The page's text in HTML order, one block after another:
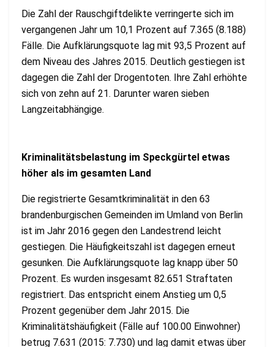
Die Zahl der Rauschgiftdelikte verringerte sich im
vergangenen Jahr um 10,1 Prozent auf 7.365 (8.188)
Fälle. Die Aufklärungsquote lag mit 93,5 Prozent auf
dem Niveau des Jahres 2015. Deutlich gestiegen ist
dagegen die Zahl der Drogentoten. Ihre Zahl erhöhte
sich von zehn auf 21. Darunter waren sieben
Langzeitabhängige.
Kriminalitätsbelastung im Speckgürtel etwas
höher als im gesamten Land
Die registrierte Gesamtkriminalität in den 63
brandenburgischen Gemeinden im Umland von Berlin
ist im Jahr 2016 gegen den Landestrend leicht
gestiegen. Die Häufigkeitszahl ist dagegen erneut
gesunken. Die Aufklärungsquote lag knapp über 50
Prozent. Es wurden insgesamt 82.651 Straftaten
registriert. Das entspricht einem Anstieg um 0,5
Prozent gegenüber dem Jahr 2015. Die
Kriminalitätshäufigkeit (Fälle auf 100.00 Einwohner)
betrug 7.631 (2015: 7.730) und lag damit etwas über